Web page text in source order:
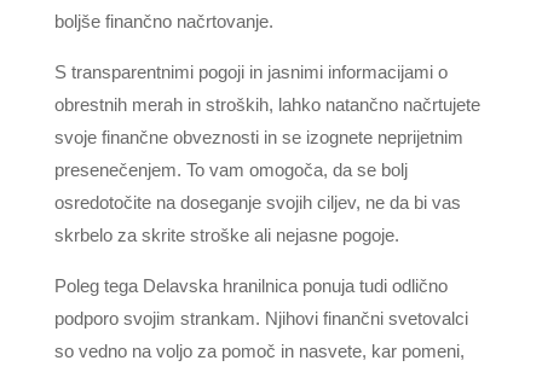
boljše finančno načrtovanje.
S transparentnimi pogoji in jasnimi informacijami o
obrestnih merah in stroških, lahko natančno načrtujete
svoje finančne obveznosti in se izognete neprijetnim
presenečenjem. To vam omogoča, da se bolj
osredotočite na doseganje svojih ciljev, ne da bi vas
skrbelo za skrite stroške ali nejasne pogoje.
Poleg tega Delavska hranilnica ponuja tudi odlično
podporo svojim strankam. Njihovi finančni svetovalci
so vedno na voljo za pomoč in nasvete, kar pomeni,